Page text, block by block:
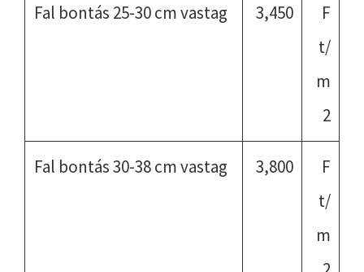
Fal bontás 25-30 cm vastag 3,450
F
t/
m
2
Fal bontás 30-38 cm vastag 3,800
F
t/
m